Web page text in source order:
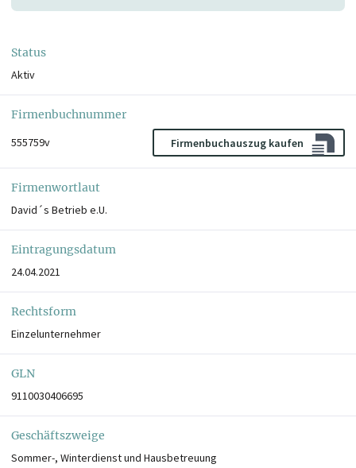
Status
Aktiv
Firmenbuchnummer
555759v
Firmenbuchauszug kaufen
Firmenwortlaut
David´s Betrieb e.U.
Eintragungsdatum
24.04.2021
Rechtsform
Einzelunternehmer
GLN
9110030406695
Geschäftszweige
Sommer-, Winterdienst und Hausbetreuung